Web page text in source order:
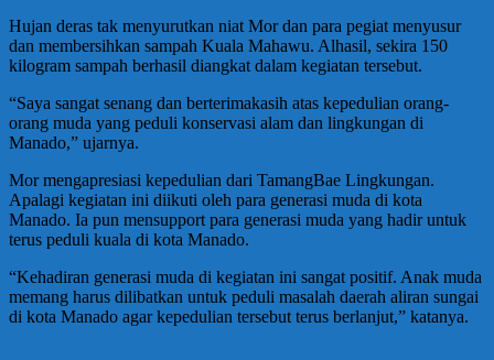
Hujan deras tak menyurutkan niat Mor dan para pegiat menyusur
dan membersihkan sampah Kuala Mahawu. Alhasil, sekira 150
kilogram sampah berhasil diangkat dalam kegiatan tersebut.
“Saya sangat senang dan berterimakasih atas kepedulian orang-
orang muda yang peduli konservasi alam dan lingkungan di
Manado,” ujarnya.
Mor mengapresiasi kepedulian dari TamangBae Lingkungan.
Apalagi kegiatan ini diikuti oleh para generasi muda di kota
Manado. Ia pun mensupport para generasi muda yang hadir untuk
terus peduli kuala di kota Manado.
“Kehadiran generasi muda di kegiatan ini sangat positif. Anak muda
memang harus dilibatkan untuk peduli masalah daerah aliran sungai
di kota Manado agar kepedulian tersebut terus berlanjut,” katanya.